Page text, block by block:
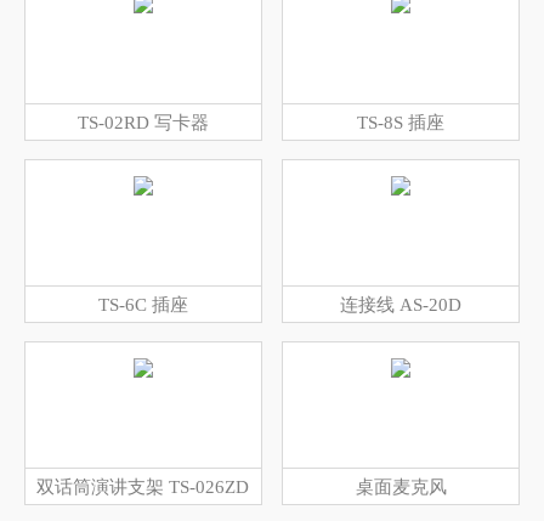
TS-02RD 写卡器 TS-8S 插座
TS-6C 插座 连接线 AS-20D
双话筒演讲支架 TS-026ZD 桌面麦克风